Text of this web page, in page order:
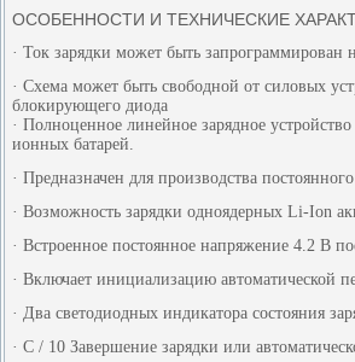
ОСОБЕННОСТИ И ТЕХНИЧЕСКИЕ
· Ток зарядки может быть
· Схема может быть свободной от силовых
блокирующего диода
· Полноценное линейное зарядное
ионных батарей.
· Предназначен для производства
· Возможность зарядки одноядерных Li-Ion
· Встроенное постоянное напряжение 4.2 В
· Включает инициализацию автоматической
· Два светодиодных индикатора состояния
· C / 10 Завершение зарядки или